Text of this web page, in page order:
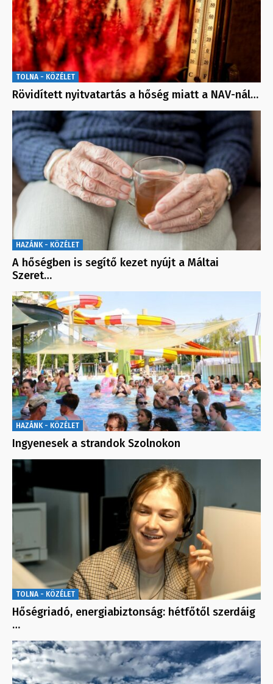
TOLNA - KÖZÉLET
Rövidített nyitvatartás a hőség miatt a NAV-nál…
HAZÁNK - KÖZÉLET
A hőségben is segítő kezet nyújt a Máltai
Szeret…
HAZÁNK - KÖZÉLET
Ingyenesek a strandok Szolnokon
TOLNA - KÖZÉLET
Hőségriadó, energiabiztonság: hétfőtől szerdáig
…